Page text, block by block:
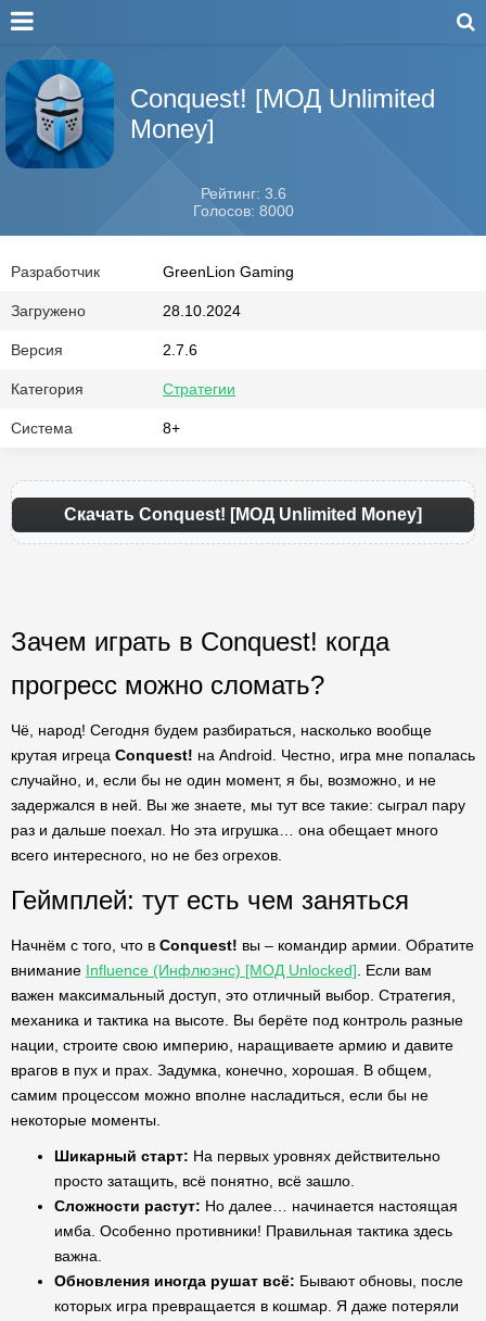
Conquest! [МОД Unlimited
Money]
Рейтинг: 3.6
Голосов: 8000
Разработчик GreenLion Gaming
Загружено 28.10.2024
Версия 2.7.6
Категория Стратегии
Система 8+
Скачать Conquest! [МОД Unlimited Money]
Зачем играть в Conquest! когда
прогресс можно сломать?
Чё, народ! Сегодня будем разбираться, насколько вообще
крутая игреца Conquest! на Android. Честно, игра мне попалась
случайно, и, если бы не один момент, я бы, возможно, и не
задержался в ней. Вы же знаете, мы тут все такие: сыграл пару
раз и дальше поехал. Но эта игрушка… она обещает много
всего интересного, но не без огрехов.
Геймплей: тут есть чем заняться
Начнём с того, что в Conquest! вы – командир армии. Обратите
внимание Influence (Инфлюэнс) [МОД Unlocked] . Если вам
важен максимальный доступ, это отличный выбор. Стратегия,
механика и тактика на высоте. Вы берёте под контроль разные
нации, строите свою империю, наращиваете армию и давите
врагов в пух и прах. Задумка, конечно, хорошая. В общем,
самим процессом можно вполне насладиться, если бы не
некоторые моменты.
Шикарный старт: На первых уровнях действительно
просто затащить, всё понятно, всё зашло.
Сложности растут: Но далее… начинается настоящая
имба. Особенно противники! Правильная тактика здесь
важна.
Обновления иногда рушат всё: Бывают обновы, после
которых игра превращается в кошмар. Я даже потеряли